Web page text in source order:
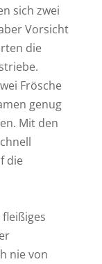
sich zwei
Vorsicht
die
Frösche
genug
Mit den
die
nie von